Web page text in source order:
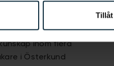
även våra
av våra tandläkare i
, oral protetik
inom flera
i Österkund